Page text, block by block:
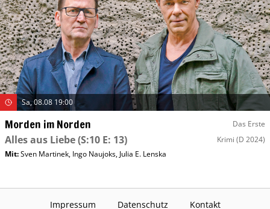
Sa, 08.08 19:00
Morden im Norden Das Erste
Alles aus Liebe(S:10 E: 13) Krimi (D 2024)
Mit:Sven Martinek, Ingo Naujoks, Julia E. Lenska
Impressum Datenschutz Kontakt